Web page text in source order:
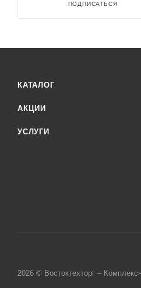
ПОДПИСАТЬСЯ
КАТАЛОГ
АКЦИИ
УСЛУГИ
2026 © Востоктехторг –